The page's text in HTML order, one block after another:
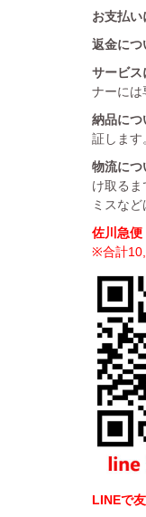
お支払い
返金につ
サービス
ナーには
納品につ
証します
物流につ
け取る
ミスなど
佐川急便
※合計
LINEで